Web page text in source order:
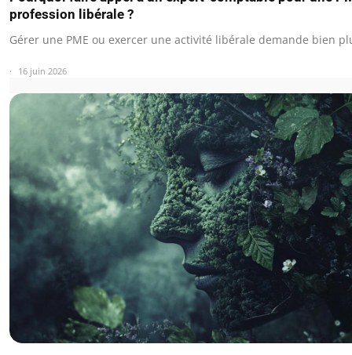
profession libérale ?
Gérer une PME ou exercer une activité libérale demande bien
16 juin 2026